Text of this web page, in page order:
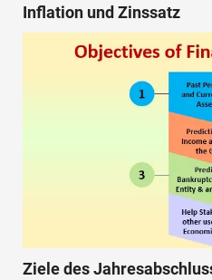
Inflation und Zinssatz
Ziele des